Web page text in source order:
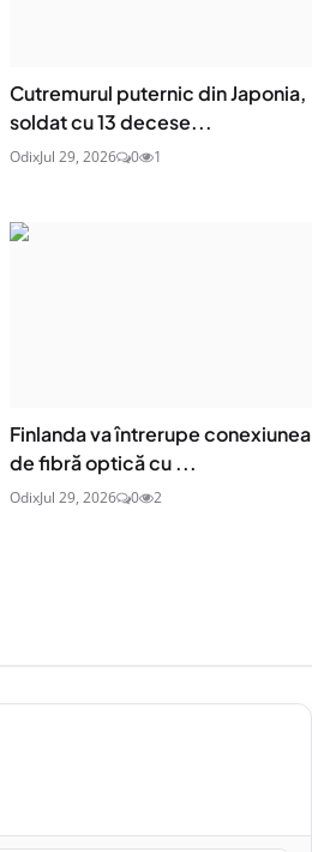
Cutremurul puternic din Japonia,
soldat cu 13 decese...
OdixJul 29, 2026 0 1
Finlanda va întrerupe conexiunea
de fibră optică cu ...
OdixJul 29, 2026 0 2